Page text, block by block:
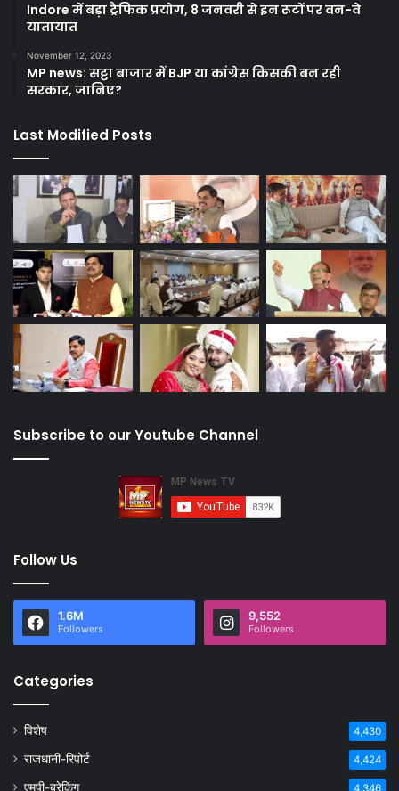
Indore में बड़ा ट्रैफिक प्रयोग, 8 जनवरी से इन रूटों पर वन-वे
यातायात
November 12, 2023
MP news: सट्टा बाजार में BJP या कांग्रेस किसकी बन रही
सरकार, जानिए?
Last Modified Posts
Subscribe to our Youtube Channel
Follow Us
1.6M
Followers
9,552
Followers
Categories
विशेष 4,430
राजधानी-रिपोर्ट 4,424
एमपी-ब्रेकिंग 4,346